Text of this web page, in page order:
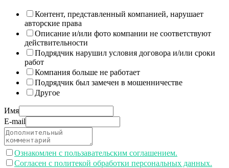
Контент, представленный компанией, нарушает
авторские права
Описание и/или фото компании не соответствуют
действительности
Подрядчик нарушил условия договора и/или сроки
работ
Компания больше не работает
Подрядчик был замечен в мошенничестве
Другое
Имя
E-mail
Ознакомлен с пользавательским соглашением.
Согласен с политекой обработки персональных данных.